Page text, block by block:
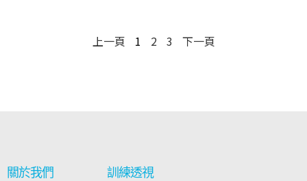
上一頁 1 2 3 下一頁
關於我們
訓練透視